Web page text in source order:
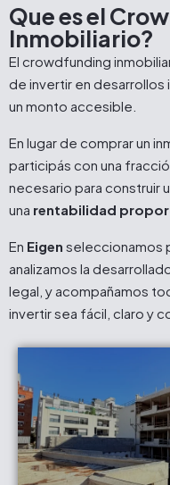
Que es el
Inmobiliario?
El crowdfunding
de invertir en desarrollos
un monto accesible.
En lugar de comprar un
participás con una
necesario para construir
una rentabilidad
En Eigen seleccionamos
analizamos la
legal, y acompañamos
invertir sea fácil, claro y